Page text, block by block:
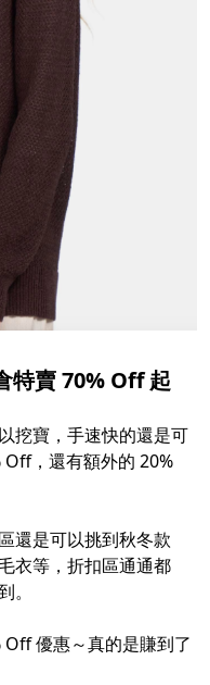
特賣 70% Off 起
挖寶，手速快的還是可
，還有額外的 20%
還是可以挑到秋冬款
衣等，折扣區通通都
優惠～真的是賺到了